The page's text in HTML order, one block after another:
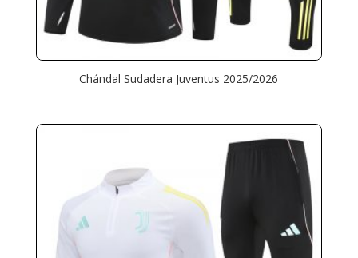
Chándal Sudadera Juventus 2025/2026